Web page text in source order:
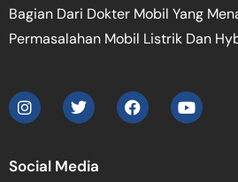
Bagian Dari Dokter Mobil Yang
Permasalahan Mobil Listrik Dan
Social Media